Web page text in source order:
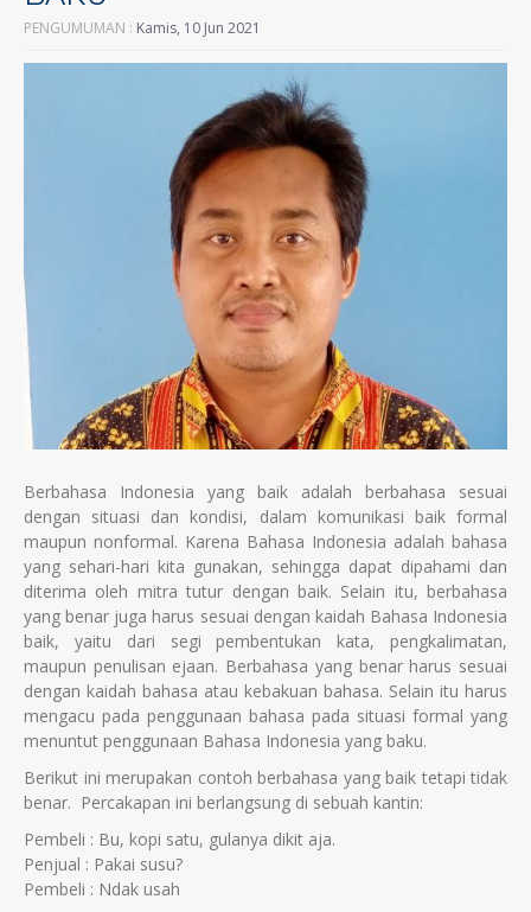
PENGUMUMAN : Kamis, 10 Jun 2021
Berbahasa Indonesia yang baik adalah berbahasa sesuai
dengan situasi dan kondisi, dalam komunikasi baik formal
maupun nonformal. Karena Bahasa Indonesia adalah bahasa
yang sehari-hari kita gunakan, sehingga dapat dipahami dan
diterima oleh mitra tutur dengan baik. Selain itu, berbahasa
yang benar juga harus sesuai dengan kaidah Bahasa Indonesia
baik, yaitu dari segi pembentukan kata, pengkalimatan,
maupun penulisan ejaan. Berbahasa yang benar harus sesuai
dengan kaidah bahasa atau kebakuan bahasa. Selain itu harus
mengacu pada penggunaan bahasa pada situasi formal yang
menuntut penggunaan Bahasa Indonesia yang baku.
Berikut ini merupakan contoh berbahasa yang baik tetapi tidak
benar. Percakapan ini berlangsung di sebuah kantin:
Pembeli : Bu, kopi satu, gulanya dikit aja.
Penjual : Pakai susu?
Pembeli : Ndak usah